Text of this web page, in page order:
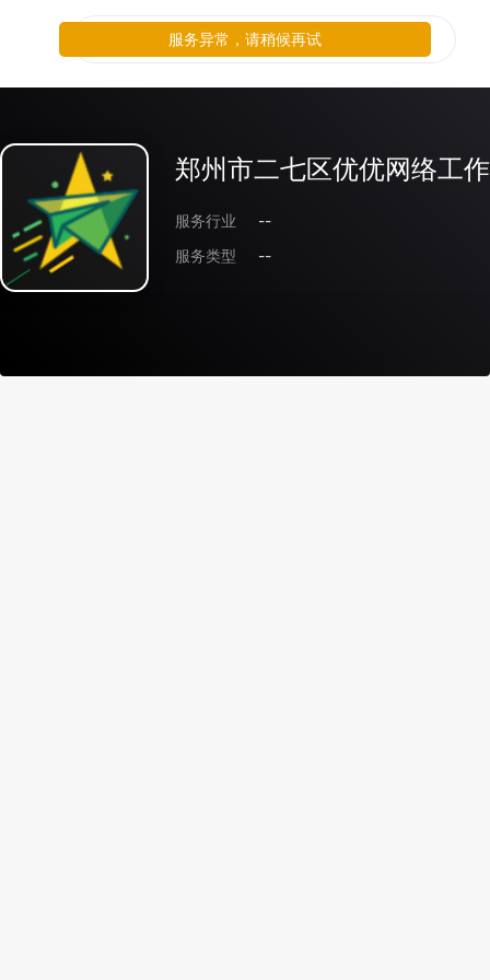
郑州市二七区优优网络工
服务行业
--
服务类型
--
服务异常，请稍候再试